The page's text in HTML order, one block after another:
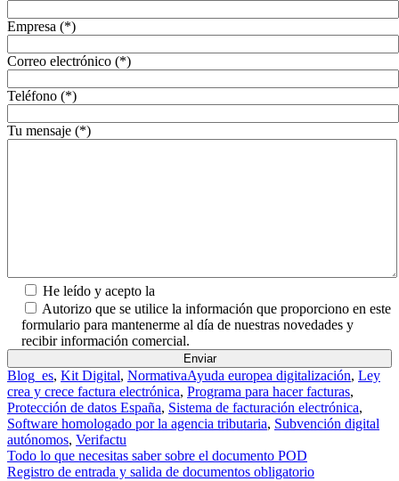
Empresa (*)
Correo electrónico (*)
Teléfono (*)
Tu mensaje (*)
He leído y acepto la
Autorizo que se utilice la información que proporciono en este
formulario para mantenerme al día de nuestras novedades y
recibir información comercial.
Blog_es, Kit Digital, NormativaAyuda europea digitalización, Ley
crea y crece factura electrónica, Programa para hacer facturas,
Protección de datos España, Sistema de facturación electrónica,
Software homologado por la agencia tributaria, Subvención digital
autónomos, Verifactu
Navegación de entradas
Todo lo que necesitas saber sobre el documento POD
Registro de entrada y salida de documentos obligatorio